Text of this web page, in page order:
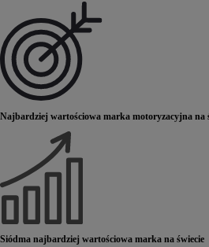
Najbardziej wartościowa marka motoryzacyjna na
Siódma najbardziej wartościowa marka na świecie